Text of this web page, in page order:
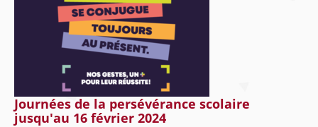
Journées de la persévérance scolaire
jusqu'au 16 février 2024